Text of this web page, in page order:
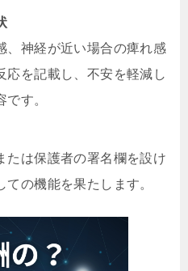
神経が近い場合の痺れ感
応を記載し、不安を軽減し
す。
は保護者の署名欄を設け
の機能を果たします。